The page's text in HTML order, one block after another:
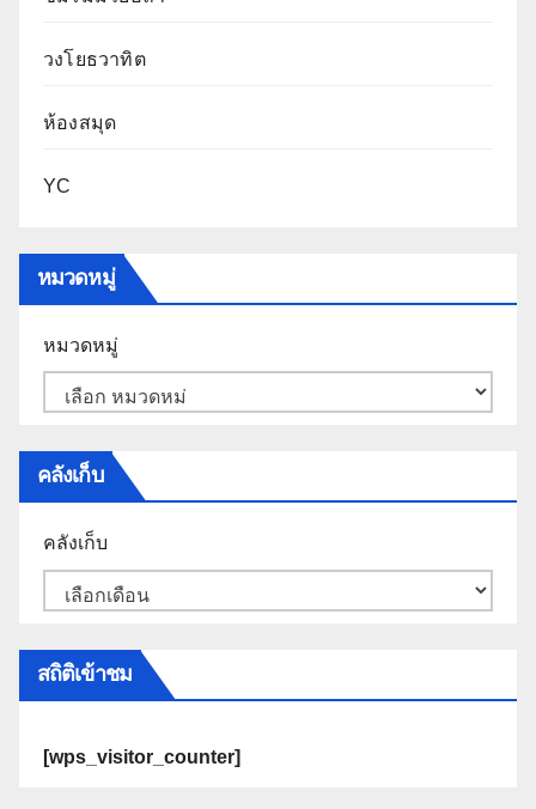
วงโยธวาทิต
ห้องสมุด
YC
หมวดหมู่
หมวดหมู่
คลังเก็บ
คลังเก็บ
สถิติเข้าชม
[wps_visitor_counter]